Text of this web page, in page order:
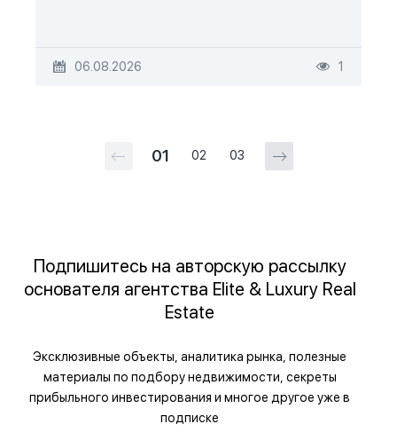
06.08.2026 1
01 02 03
Подпишитесь на авторскую рассылку
основателя агентства Elite & Luxury Real
Estate
Эксклюзивные объекты, аналитика рынка, полезные
материалы по подбору недвижимости, секреты
прибыльного инвестирования и многое другое уже в
подписке